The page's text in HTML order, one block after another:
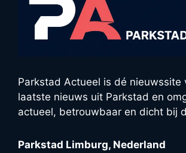
Parkstad Actueel is dé nieuwssite
laatste nieuws uit Parkstad en
actueel, betrouwbaar en dicht bij
Parkstad Limburg, Nederland